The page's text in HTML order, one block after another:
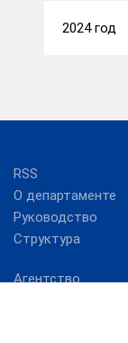
2024 год
RSS
О департаменте
Руководство
Структура
Агентство